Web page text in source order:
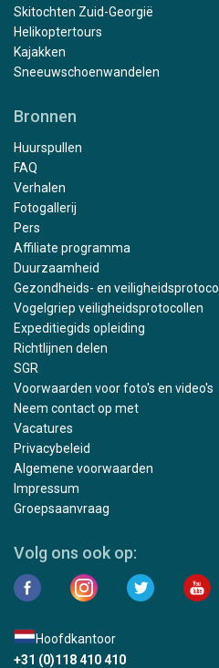
Skitochten Zuid-Georgië
Helikoptertours
Kajakken
Sneeuwschoenwandelen
Bronnen
Huurspullen
FAQ
Verhalen
Fotogallerij
Pers
Affiliate programma
Duurzaamheid
Gezondheids- en veiligheidsprotocol
Vogelgriep veiligheidsprotocollen
Expeditiegids opleiding
Richtlijnen delen
SGR
Voorwaarden voor foto's en video's
Neem contact op met
Vacatures
Privacybeleid
Algemene voorwaarden
Impressum
Groepsaanvraag
Volg ons ook op:
Hoofdkantoor
+31 (0)118 410 410